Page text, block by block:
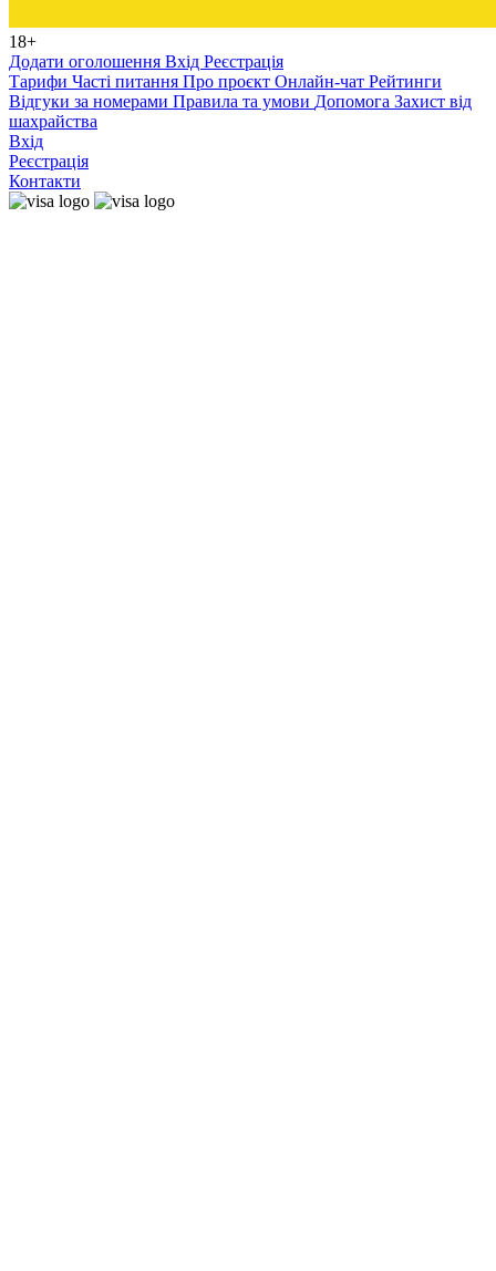
18+
Додати оголошення Вхід Реєстрація
Тарифи Часті питання Про проєкт Онлайн-чат Рейтинги
Відгуки за номерами Правила та умови Допомога Захист від
шахрайства
Вхід
Реєстрація
Контакти